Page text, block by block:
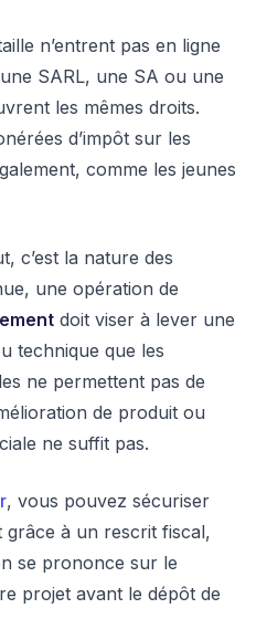
n’entrent pas en ligne
SARL, une SA ou une
les mêmes droits.
d’impôt sur les
comme les jeunes
c’est la nature des
une opération de
doit viser à lever une
technique que les
ne permettent pas de
de produit ou
ne suffit pas.
, vous pouvez sécuriser
grâce à un rescrit fiscal,
se prononce sur le
projet avant le dépôt de